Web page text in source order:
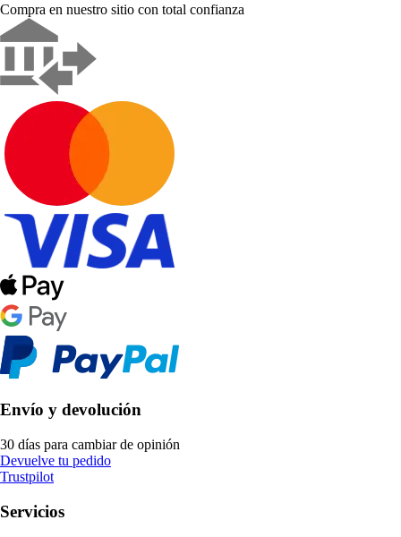
Compra en nuestro sitio con total confianza
Envío y devolución
30 días para cambiar de opinión
Devuelve tu pedido
Trustpilot
Servicios